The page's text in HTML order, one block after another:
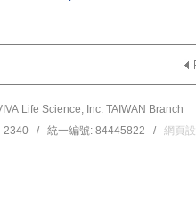
Life Science, Inc. TAIWAN Branch
2340 / 統一編號: 84445822 / 網頁設